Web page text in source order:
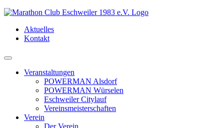
Aktuelles
Kontakt
Menü
Veranstaltungen
POWERMAN Alsdorf
POWERMAN Würselen
Eschweiler Citylauf
Vereinsmeisterschaften
Verein
Der Verein